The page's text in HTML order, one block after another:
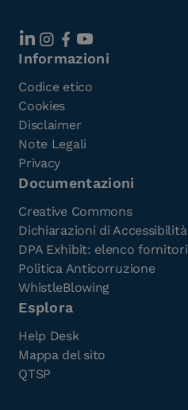
Informazioni
Codice etico
Cookies
Disclaimer
Note Legali
Privacy
Documentazioni
Creative Commons
Dichiarazioni di Accessibilità
DPA Exhibit: elenco fornitori
Politica Anticorruzione
WhistleBlowing
Esplora
Help Desk
Mappa del sito
QTSP